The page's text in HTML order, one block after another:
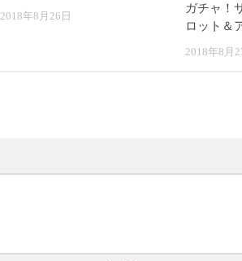
2018年8月26日
ガチャ！
ロット＆
2018年8月